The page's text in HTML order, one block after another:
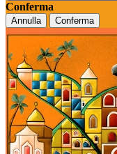
Conferma
Annulla Conferma